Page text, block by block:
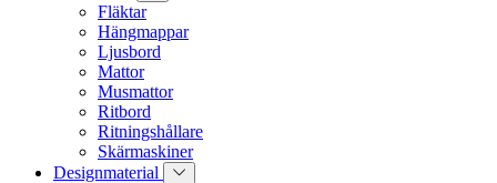
Fläktar
Hängmappar
Ljusbord
Mattor
Musmattor
Ritbord
Ritningshållare
Skärmaskiner
Designmaterial